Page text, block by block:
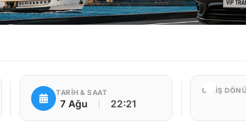
TARİH & SAAT
7 Ağu 22:21
GİDİŞ